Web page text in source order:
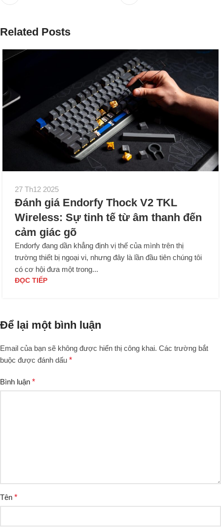
Related Posts
27 Th12 2025
Đánh giá Endorfy Thock V2 TKL
Wireless: Sự tinh tế từ âm thanh đến
cảm giác gõ
Endorfy đang dần khẳng định vị thế của mình trên thị
trường thiết bị ngoại vi, nhưng đây là lần đầu tiên chúng tôi
có cơ hội đưa một trong...
ĐỌC TIẾP
Để lại một bình luận
Email của bạn sẽ không được hiển thị công khai. Các trường bắt
buộc được đánh dấu *
Bình luận *
Tên *